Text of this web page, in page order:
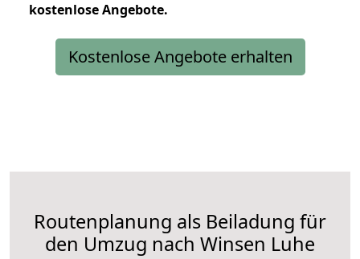
kostenloseAngebote.
Kostenlose Angebote erhalten
Routenplanung als Beiladung für
den Umzug nach Winsen Luhe